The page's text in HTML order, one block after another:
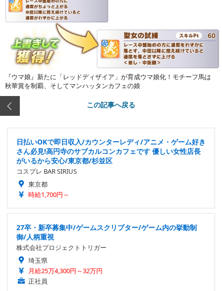
『ウマ娘』新たに「レッドディザイア」が育成ウマ娘化！モチーフ馬は
秋華賞を制覇、そしてマンハッタンカフェの娘
この記事へ戻る
日払いOKで即日収入/カウンターレディ/アニメ・ゲーム好き
さん必見!高円寺のサブカルコンカフェです 優しい女性店長
がいるから安心/東京都/杉並区
コスプレ BAR SIRIUS
東京都
時給1,700円～
27卒・新卒募集中/ゲームスクリプター/ゲーム内の挙動制
御/人柄重視
株式会社プロジェクトトリガー
埼玉県
月給25万4,300円～32万円
正社員